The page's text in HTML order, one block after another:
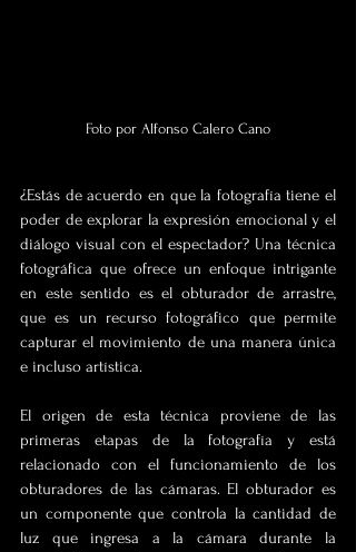
Foto por Alfonso Calero Cano
¿Estás de acuerdo en que la fotografía tiene el
poder de explorar la expresión emocional y el
diálogo visual con el espectador? Una técnica
fotográfica que ofrece un enfoque intrigante
en este sentido es el obturador de arrastre,
que es un recurso fotográfico que permite
capturar el movimiento de una manera única
e incluso artística.
El origen de esta técnica proviene de las
primeras etapas de la fotografía y está
relacionado con el funcionamiento de los
obturadores de las cámaras. El obturador es
un componente que controla la cantidad de
luz que ingresa a la cámara durante la